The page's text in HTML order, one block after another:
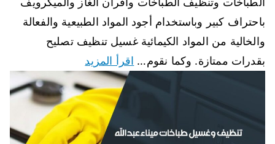
باحتراف كبير وباستخدام أجود المواد الطبيعية والفعالة
والخالية من المواد الكيمائية غسيل تنظيف تصليح
بقدرات ممتازة. وكما نقوم… اقرأ المزيد